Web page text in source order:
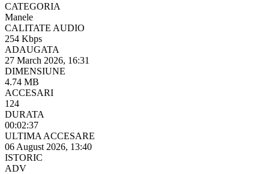
CATEGORIA
Manele
CALITATE AUDIO
254 Kbps
ADAUGATA
27 March 2026, 16:31
DIMENSIUNE
4.74 MB
ACCESARI
124
DURATA
00:02:37
ULTIMA ACCESARE
06 August 2026, 13:40
ISTORIC
ADV